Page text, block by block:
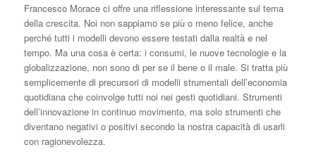
Francesco Morace ci offre una riflessione interessante sul tema
della crescita. Noi non sappiamo se più o meno felice, anche
perché tutti i modelli devono essere testati dalla realtà e nel
tempo. Ma una cosa è certa: i consumi, le nuove tecnologie e la
globalizzazione, non sono di per se il bene o il male. Si tratta più
semplicemente di precursori di modelli strumentali dell’economia
quotidiana che coinvolge tutti noi nei gesti quotidiani. Strumenti
dell’innovazione in continuo movimento, ma solo strumenti che
diventano negativi o positivi secondo la nostra capacità di usarli
con ragionevolezza.